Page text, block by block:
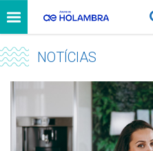
NOTÍCIAS